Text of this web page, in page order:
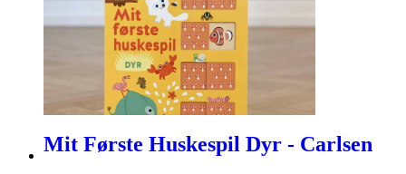
Mit Første Huskespil Dyr - Carlsen